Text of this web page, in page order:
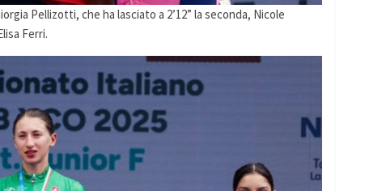
Pellizotti, che ha lasciato a 2’12” la seconda, Nicole
Ferri.